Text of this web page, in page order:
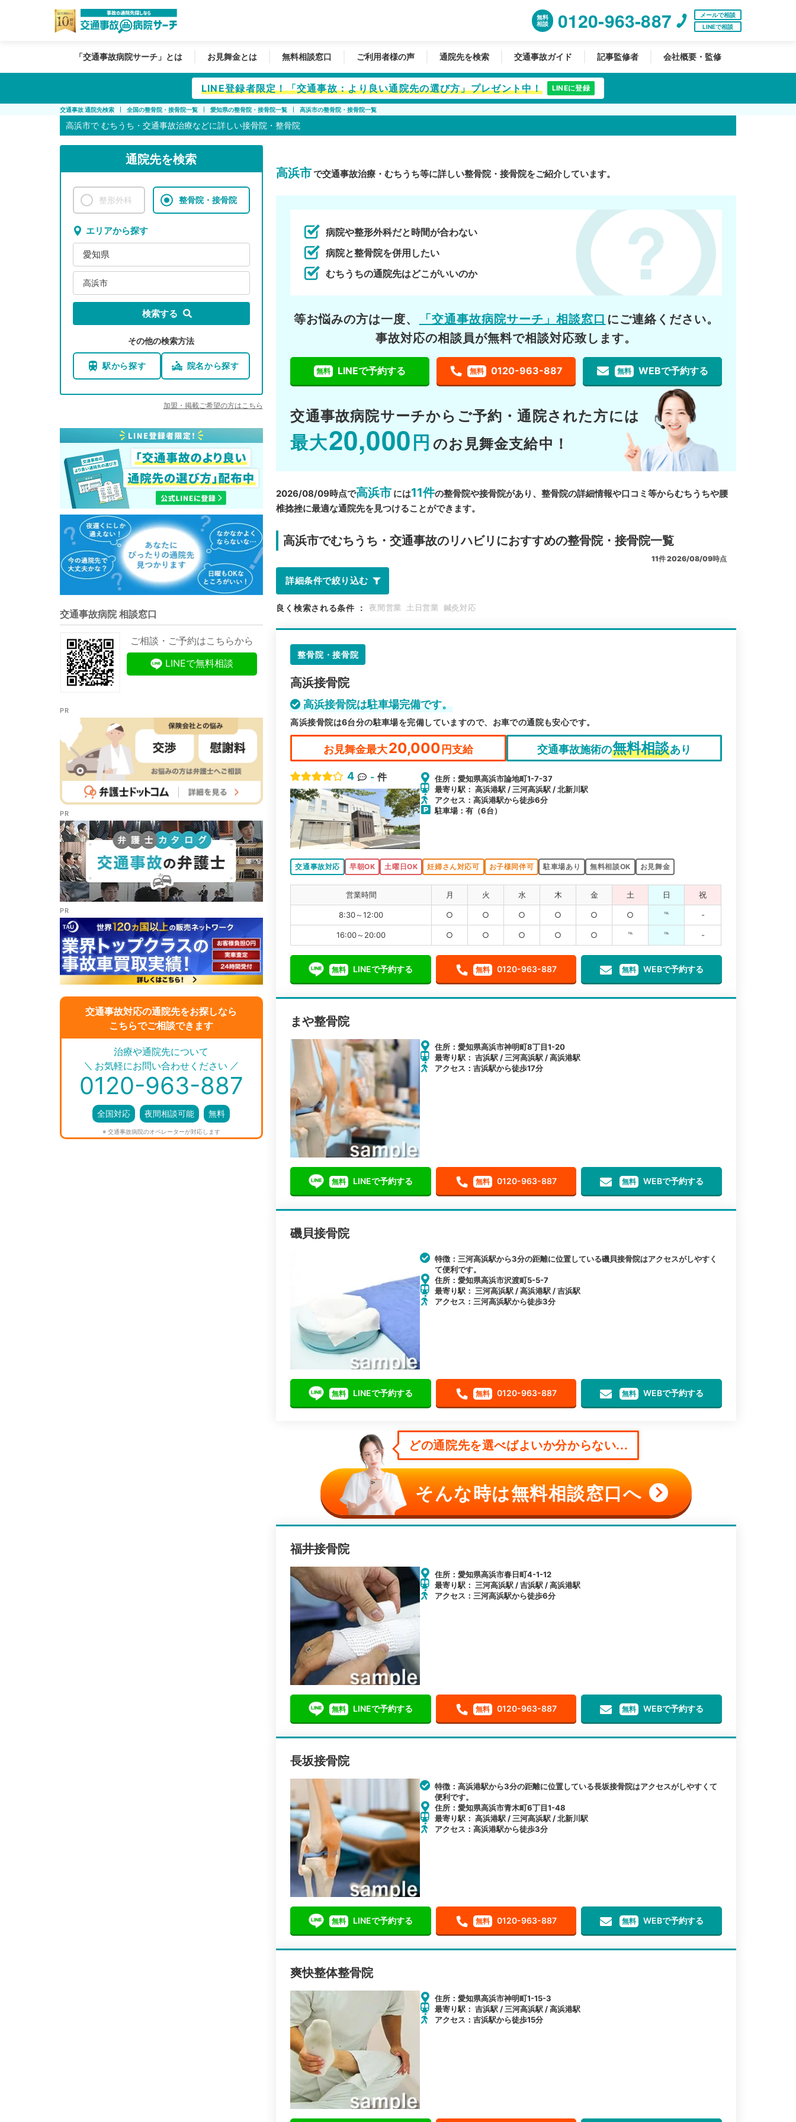
無料
相談
0120-963-887
メールで相談
LINEで相談
「交通事故病院サーチ」とは お見舞金とは 無料相談窓口 ご利用者様の声 通院先を検索 交通事故ガイド 記事監修者 会社概要・監修
LINE登録者限定！「交通事故：より良い通院先の選び方」プレゼント中！ LINEに登録
交通事故 通院先検索 全国の整骨院・接骨院一覧 愛知県の整骨院・接骨院一覧 高浜市の整骨院・接骨院一覧
高浜市で むちうち・交通事故治療などに詳しい接骨院・整骨院
通院先を検索
整形外科 整骨院・接骨院
エリアから探す
愛知県
高浜市
検索する
その他の検索方法
駅から探す 院名から探す
加盟・掲載ご希望の方はこちら
交通事故病院 相談窓口
ご相談・ご予約はこちらから
LINEで無料相談
交通事故対応の通院先をお探しなら
こちらでご相談できます
＼ ／
治療や通院先について
お気軽にお問い合わせください
0120-963-887
全国対応 夜間相談可能 無料
※ 交通事故病院のオペレーターが対応します
高浜市で交通事故治療・むちうち等に詳しい整骨院・接骨院をご紹介しています。
病院や整形外科だと時間が合わない
病院と整骨院を併用したい
むちうちの通院先はどこがいいのか
等お悩みの方は一度、 「交通事故病院サーチ」相談窓口 にご連絡ください。
事故対応の相談員が無料で相談対応致します。
無料 LINEで予約する 無料 0120-963-887 無料 WEBで予約する
交通事故病院サーチから ご予約・通院された方には
最大20,000 円 のお見舞金支給中！
2026/08/09時点で高浜市 には11件の整骨院や接骨院があり、整骨院の詳細情報や口コミ等からむちうちや腰
椎捻挫に最適な通院先を見つけることができます。
高浜市でむちうち・交通事故のリハビリにおすすめの整骨院・接骨院一覧
11件2026/08/09時点
詳細条件で絞り込む
良く検索される条件 ： 夜間営業 土日営業 鍼灸対応
整骨院・接骨院
高浜接骨院
高浜接骨院は駐車場完備です。
高浜接骨院は6台分の駐車場を完備していますので、お車での通院も安心です。
お見舞金最大20,000円支給 交通事故施術の無料相談あり
4 - 件
住所：愛知県高浜市論地町1-7-37
最寄り駅： 高浜港駅 / 三河高浜駅 / 北新川駅
アクセス：高浜港駅から徒歩6分
駐車場：有（6台）
交通事故対応 早朝OK 土曜日OK 妊婦さん対応可 お子様同伴可 駐車場あり 無料相談OK お見舞金
営業時間 月 火 水 木 金 土 日 祝
8:30～12:00 ○ ○ ○ ○ ○ ○ ℡ -
16:00～20:00 ○ ○ ○ ○ ○ ℡ ℡ -
無料 LINEで予約する 無料 0120-963-887 無料 WEBで予約する
まや整骨院
住所：愛知県高浜市神明町8丁目1-20
最寄り駅： 吉浜駅 / 三河高浜駅 / 高浜港駅
アクセス：吉浜駅から徒歩17分
無料 LINEで予約する 無料 0120-963-887 無料 WEBで予約する
磯貝接骨院
特徴：三河高浜駅から3分の距離に位置している磯貝接骨院はアクセスがしやすく
て便利です。
住所：愛知県高浜市沢渡町5-5-7
最寄り駅： 三河高浜駅 / 高浜港駅 / 吉浜駅
アクセス：三河高浜駅から徒歩3分
無料 LINEで予約する 無料 0120-963-887 無料 WEBで予約する
どの通院先を選べばよいか分からない...
そんな時は無料相談窓口へ
福井接骨院
住所：愛知県高浜市春日町4-1-12
最寄り駅： 三河高浜駅 / 吉浜駅 / 高浜港駅
アクセス：三河高浜駅から徒歩6分
無料 LINEで予約する 無料 0120-963-887 無料 WEBで予約する
長坂接骨院
特徴：高浜港駅から3分の距離に位置している長坂接骨院はアクセスがしやすくて
便利です。
住所：愛知県高浜市青木町6丁目1-48
最寄り駅： 高浜港駅 / 三河高浜駅 / 北新川駅
アクセス：高浜港駅から徒歩3分
無料 LINEで予約する 無料 0120-963-887 無料 WEBで予約する
爽快整体整骨院
住所：愛知県高浜市神明町1-15-3
最寄り駅： 吉浜駅 / 三河高浜駅 / 高浜港駅
アクセス：吉浜駅から徒歩15分